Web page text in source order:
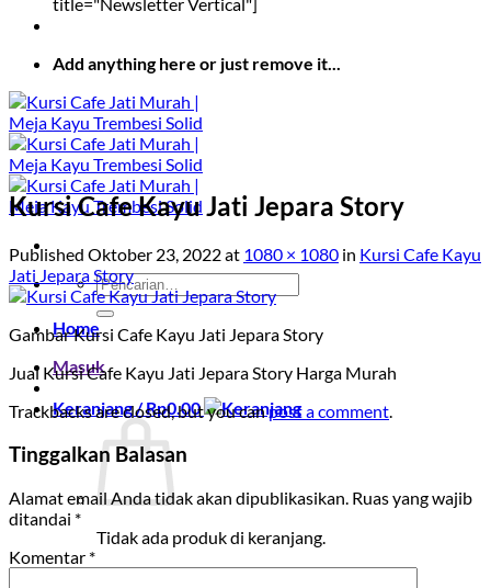
title="Newsletter Vertical"]
Add anything here or just remove it...
Pencarian
untuk:
Home
Masuk
Keranjang /Rp0.00
Tidak ada produk di keranjang.
Kursi Cafe Kayu Jati Jepara Story
Published Oktober 23, 2022at 1080 × 1080 in Kursi Cafe Kayu
Jati Jepara Story
Gambar Kursi Cafe Kayu Jati Jepara Story
Jual Kursi Cafe Kayu Jati Jepara Story Harga Murah
Trackbacks are closed, but you canpost a comment.
Tinggalkan Balasan
Alamat email Anda tidak akan dipublikasikan. Ruas yang wajib
ditandai *
Komentar *